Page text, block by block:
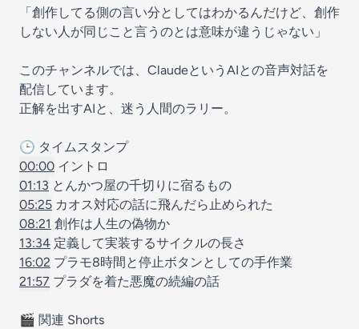
「創作してる側の言い分としてはわかるんだけど、創作
しない人が同じこと言うのとは意味が違うじゃない」
このチャンネルでは、ClaudeというAIとの音声対話を
配信しています。
正解を出すAIと、迷う人間のラリー。
🕒 タイムスタンプ
00:00 イントロ
01:13 とんかつ屋の千切りに宿るもの
05:25 カオス対応の話に飛んだら止められた
08:21 創作は人生の偽物か
13:34 定義して実装するサイクルの長さ
16:02 プラモ8時間と停止ボタンとしての手作業
21:57 プラダを着た悪魔の続編の話
🎬 関連 Shorts